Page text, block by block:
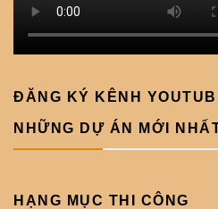
ĐĂNG KÝ KÊNH
NHỮNG DỰ ÁN MỚI
HẠNG MỤC THI CÔNG